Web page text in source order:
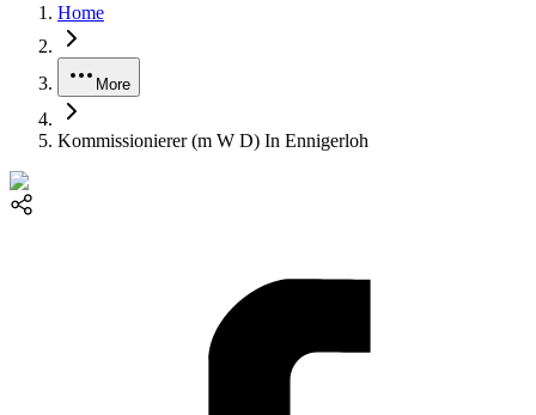
Home
More
Kommissionierer (m W D) In Ennigerloh